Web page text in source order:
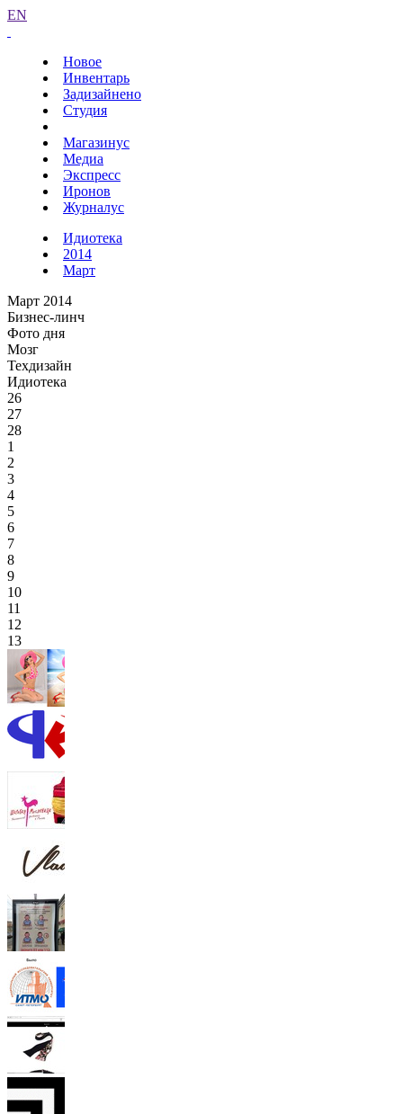
EN
Новое
Инвентарь
Задизайнено
Студия
Магазинус
Медиа
Экспресс
Иронов
Журналус
Идиотека
2014
Март
Март 2014
Бизнес-линч
Фото дня
Мозг
Техдизайн
Идиотека
26
27
28
1
2
3
4
5
6
7
8
9
10
11
12
13